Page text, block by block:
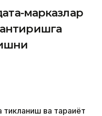
марказлар
ва тараққиёт